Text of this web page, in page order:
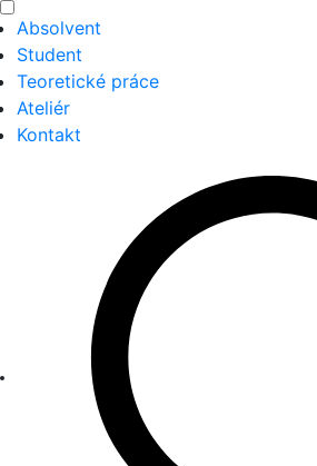
Absolvent
Student
Teoretické práce
Ateliér
Kontakt